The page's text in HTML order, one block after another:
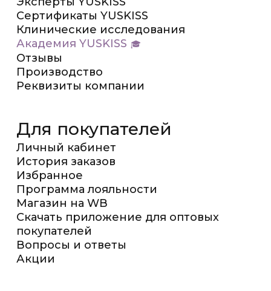
Сертификаты YUSKISS
Клинические исследования
Академия YUSKISS
Отзывы
Производство
Реквизиты компании
Для покупателей
Личный кабинет
История заказов
Избранное
Программа лояльности
Магазин на WB
Скачать приложение для оптовых
покупателей
Вопросы и ответы
Акции